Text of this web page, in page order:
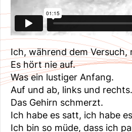
Ich, während dem
Es hört nie auf.
Was ein lustiger Anfang.
Auf und ab, links und rechts.
Das Gehirn schmerzt.
Ich habe es satt, ich habe
Ich bin so müde, dass ich